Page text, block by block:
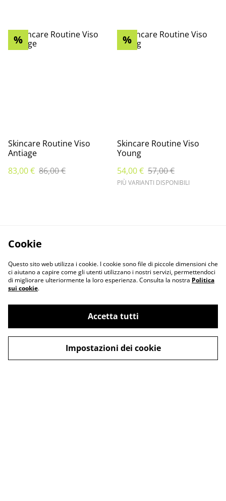
%
Skincare Routine Viso
Antiage
83,00 € 86,00 €
%
Skincare Routine Viso
Young
54,00 € 57,00 €
PIÙ VARIANTI DISPONIBILI
Cookie
Questo sito web utilizza i cookie. I cookie sono file di piccole dimensioni che
ci aiutano a capire come gli utenti utilizzano i nostri servizi, permettendoci
di migliorare ulteriormente la loro esperienza. Consulta la nostra Politica
sui cookie.
Accetta tutti
Impostazioni dei cookie